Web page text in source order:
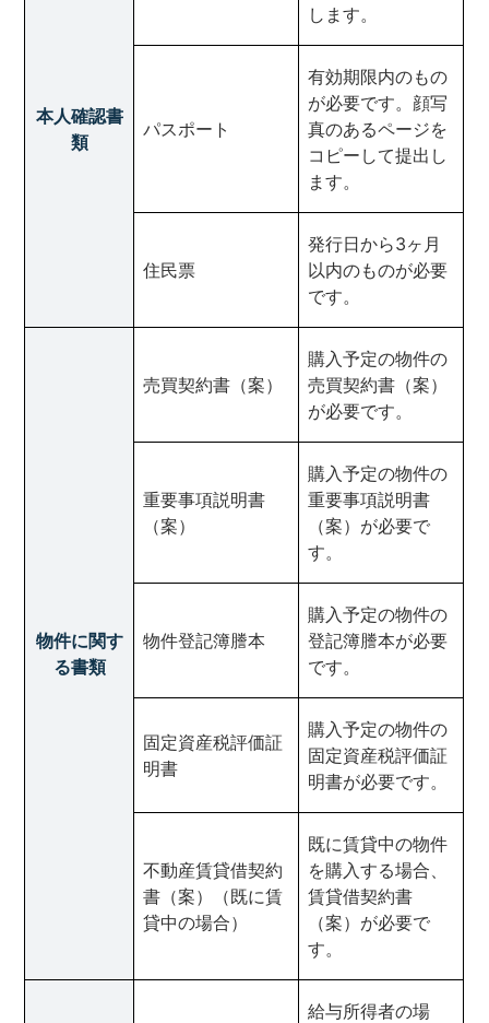
本人確認書
類
します。
パスポート
有効期限内のもの
が必要です。顔写
真のあるページを
コピーして提出し
ます。
住民票
発行日から3ヶ月
以内のものが必要
です。
物件に関す
る書類
売買契約書（案）
購入予定の物件の
売買契約書（案）
が必要です。
重要事項説明書
（案）
購入予定の物件の
重要事項説明書
（案）が必要で
す。
物件登記簿謄本
購入予定の物件の
登記簿謄本が必要
です。
固定資産税評価証
明書
購入予定の物件の
固定資産税評価証
明書が必要です。
不動産賃貸借契約
書（案）（既に賃
貸中の場合）
既に賃貸中の物件
を購入する場合、
賃貸借契約書
（案）が必要で
す。
給与所得者の場